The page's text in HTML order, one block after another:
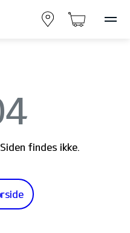
findes ikke.